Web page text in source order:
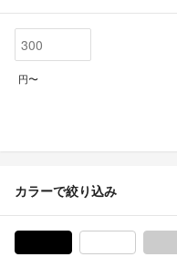
円〜
カラーで絞り込み